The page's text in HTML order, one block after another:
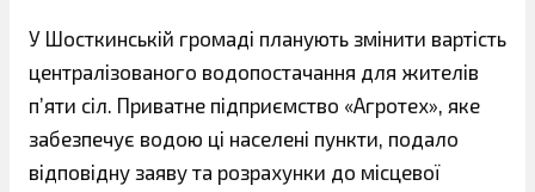
У Шосткинській громаді планують змінити вартість
централізованого водопостачання для жителів
п’яти сіл. Приватне підприємство «Агротех», яке
забезпечує водою ці населені пункти, подало
відповідну заяву та розрахунки до місцевої